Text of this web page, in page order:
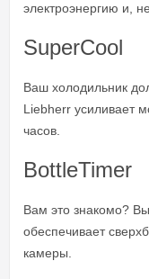
электроэнергию и,
SuperCool
Ваш холодильник
Liebherr усиливает
часов.
BottleTimer
Вам это знакомо?
обеспечивает
камеры.